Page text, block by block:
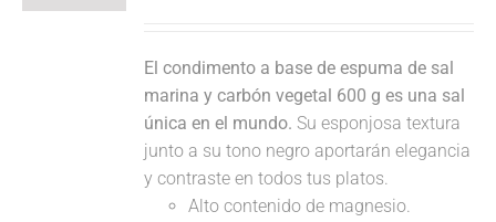
El condimento a base de espuma de sal
marina y carbón vegetal 600 g es una sal
única en el mundo. Su esponjosa textura
junto a su tono negro aportarán elegancia
y contraste en todos tus platos.
Alto contenido de magnesio.